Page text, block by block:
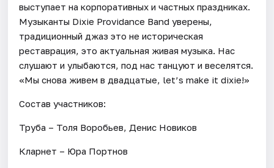
выступает на корпоративных и частных праздниках.
Музыканты Dixie Providance Band уверены,
традиционный джаз это не историческая
реставрация, это актуальная живая музыка. Нас
слушают и улыбаются, под нас танцуют и веселятся.
«Мы снова живем в двадцатые, let’s make it dixie!»
Состав участников:
Труба – Толя Воробьев, Денис Новиков
Кларнет – Юра Портнов